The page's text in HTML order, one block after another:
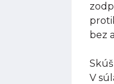
bez
V